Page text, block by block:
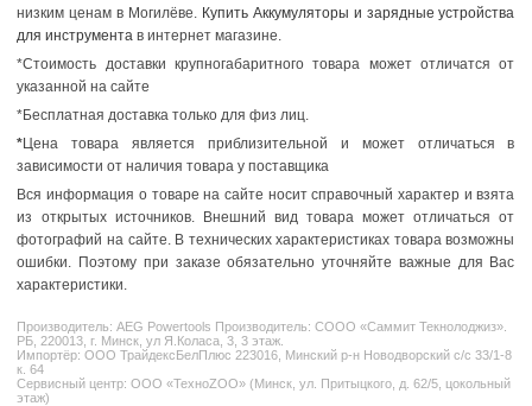
низким ценам в Могилёве. Купить Аккумуляторы и зарядные устройства
для инструмента в интернет магазине.
*Стоимость доставки крупногабаритного товара может отличатся от
указанной на сайте
*Бесплатная доставка только для физ лиц.
*Цена товара является приблизительной и может отличаться в
зависимости от наличия товара у поставщика
Вся информация о товаре на сайте носит справочный характер и взята
из открытых источников. Внешний вид товара может отличаться от
фотографий на сайте. В технических характеристиках товара возможны
ошибки. Поэтому при заказе обязательно уточняйте важные для Вас
характеристики.
Производитель:AEG Powertools Производитель: СООО «Саммит Текнолоджиз».
РБ, 220013, г. Минск, ул Я.Коласа, 3, 3 этаж.
Импортёр: ООО ТрайдексБелПлюс 223016, Минский р-н Новодворский с/с 33/1-8
к. 64
Сервисный центр: ООО «ТехноZOO» (Минск, ул. Притыцкого, д. 62/5, цокольный
этаж)